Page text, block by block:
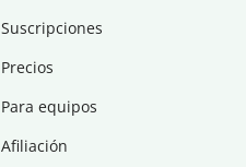
Suscripciones
Precios
Para equipos
Afiliación